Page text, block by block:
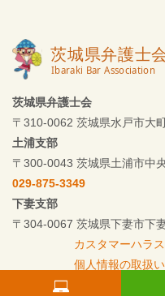
茨城県弁護士会
〒310-0062 茨城県水戸市大
土浦支部
〒300-0043 茨城県土浦市中
029-875-3349
下妻支部
〒304-0067 茨城県下妻市下
カスタマーハラ
個人情報の取扱